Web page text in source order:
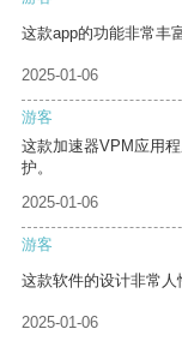
这款app的功能非常丰
2025-01-06
游客
这款加速器VPM应用
护。
2025-01-06
游客
这款软件的设计非常人
2025-01-06